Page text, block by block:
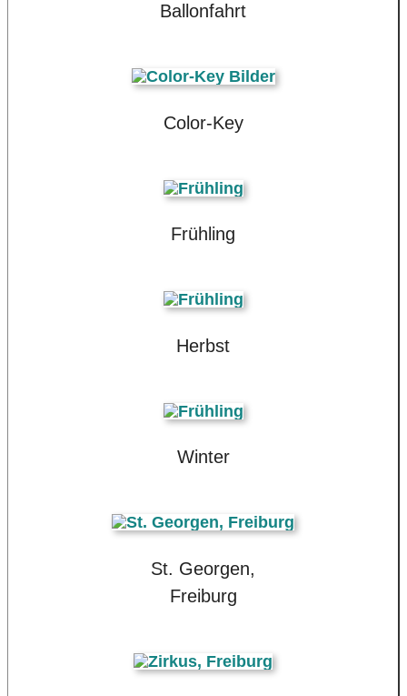
Ballonfahrt
Color-Key
Frühling
Herbst
Winter
St. Georgen,
Freiburg